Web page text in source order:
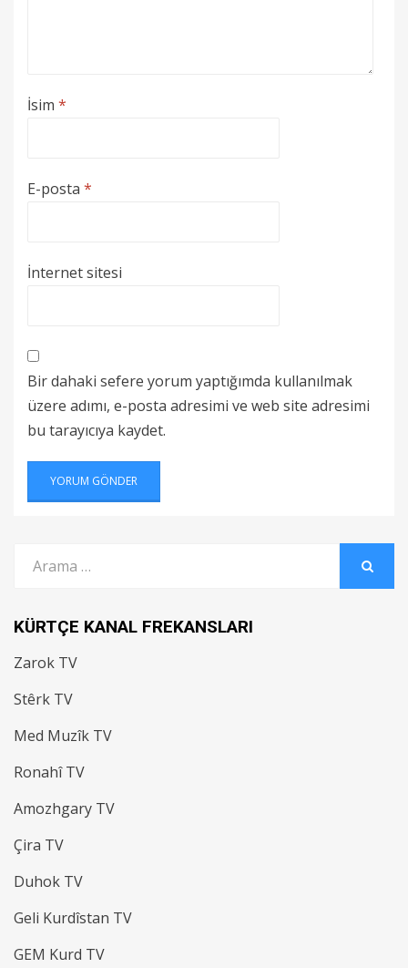
İsim *
E-posta *
İnternet sitesi
Bir dahaki sefere yorum yaptığımda kullanılmak
üzere adımı, e-posta adresimi ve web site adresimi
bu tarayıcıya kaydet.
KÜRTÇE KANAL FREKANSLARI
Zarok TV
Stêrk TV
Med Muzîk TV
Ronahî TV
Amozhgary TV
Çira TV
Duhok TV
Geli Kurdîstan TV
GEM Kurd TV